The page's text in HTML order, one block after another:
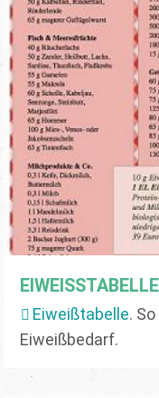
EIWEISSTABELLE
Eiweißtabelle.
Eiweißbedarf.